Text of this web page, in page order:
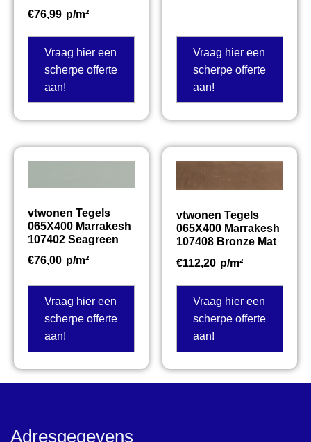
€76,99 p/m²
Vraag hier een
scherpe offerte
aan!
Vraag hier een
scherpe offerte
aan!
vtwonen Tegels
065X400 Marrakesh
107402 Seagreen
€76,00 p/m²
Vraag hier een
scherpe offerte
aan!
vtwonen Tegels
065X400 Marrakesh
107408 Bronze Mat
€112,20 p/m²
Vraag hier een
scherpe offerte
aan!
Adresgegevens